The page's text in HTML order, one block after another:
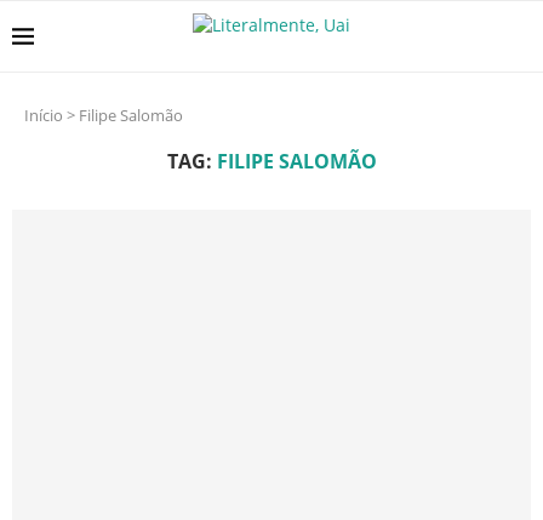
Início > Filipe Salomão
TAG: FILIPE SALOMÃO